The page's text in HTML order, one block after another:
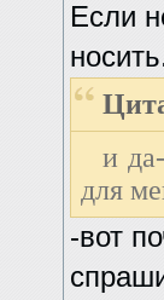
Если
и
для
-вот